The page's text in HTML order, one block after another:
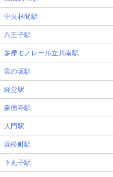
中央林間駅
八王子駅
多摩モノレール立川南駅
宮の坂駅
経堂駅
豪徳寺駅
大門駅
浜松町駅
下丸子駅